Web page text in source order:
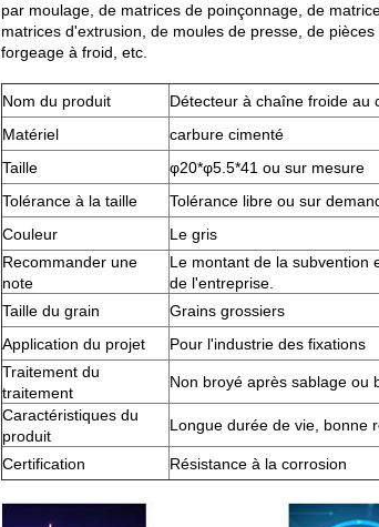
par moulage, de matrices de poinçonnage, de
matrices d'extrusion, de moules de presse, de
forgeage à froid, etc.
Nom du produit
Détecteur à chaîne froide au
Matériel
carbure cimenté
Taille
φ20*φ5.5*41 ou sur mesure
Tolérance à la taille
Tolérance libre ou sur
Couleur
Le gris
Recommander une
note
Le montant de la subvention
de l'entreprise.
Taille du grain
Grains grossiers
Application du projet
Pour l'industrie des fixations
Traitement du
traitement
Non broyé après sablage ou
Caractéristiques du
produit
Longue durée de vie, bonne
Certification Résistance à la corrosion